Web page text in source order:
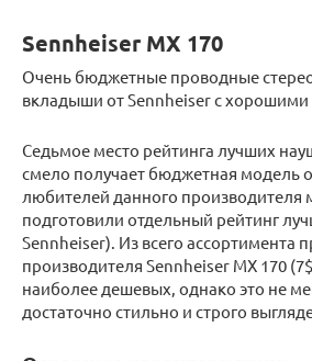
Sennheiser MX 170
Очень бюджетные проводные
вкладыши от Sennheiser с хорошими
Седьмое место рейтинга лучших
смело получает бюджетная модель
любителей данного производителя
подготовили отдельный рейтинг
Sennheiser). Из всего ассортимента
производителя Sennheiser MX 170
наиболее дешевых, однако это не
достаточно стильно и строго